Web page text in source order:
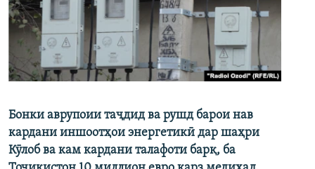
Бонки аврупоии таҷдид ва рушд барои нав
кардани иншоотҳои энергетикӣ дар шаҳри
Кӯлоб ва кам кардани талафоти барқ, ба